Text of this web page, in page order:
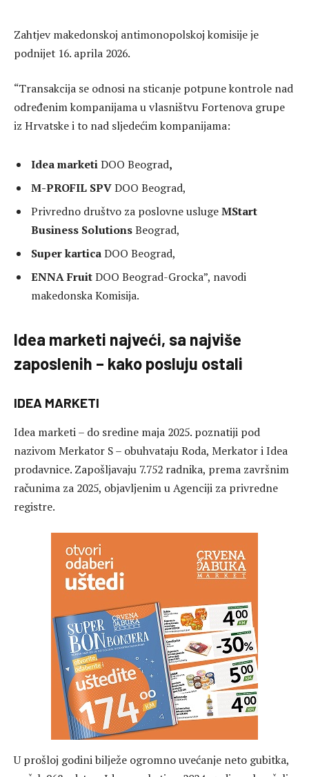
Zahtjev makedonskoj antimonopolskoj komisije je
podnijet 16. aprila 2026.
“Transakcija se odnosi na sticanje potpune kontrole nad
određenim kompanijama u vlasništvu Fortenova grupe
iz Hrvatske i to nad sljedećim kompanijama:
Idea marketiDOO Beograd,
M-PROFIL SPVDOO Beograd,
Privredno društvo za poslovne uslugeMStart
Business SolutionsBeograd,
Super karticaDOO Beograd,
ENNA FruitDOO Beograd-Grocka”, navodi
makedonska Komisija.
Idea marketi najveći, sa najviše
zaposlenih – kako posluju ostali
IDEA MARKETI
Idea marketi – do sredine maja 2025. poznatiji pod
nazivom Merkator S – obuhvataju Roda, Merkator i Idea
prodavnice. Zapošljavaju 7.752 radnika, prema završnim
računima za 2025, objavljenim u Agenciji za privredne
registre.
U prošloj godini bilježe ogromno uvećanje neto gubitka,